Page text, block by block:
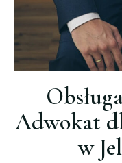
Adwokat
w